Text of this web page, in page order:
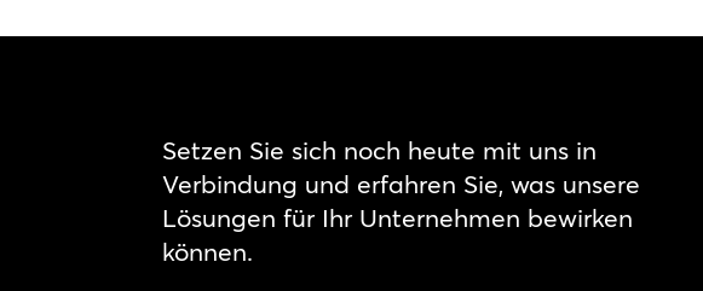
Setzen Sie sich noch heute mit uns in
Verbindung und erfahren Sie, was unsere
Lösungen für Ihr Unternehmen bewirken
können.